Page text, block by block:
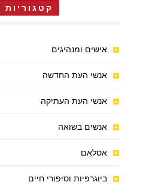
קטגוריות
אישים ומנהיגים
אנשי העת החדשה
אנשי העת העתיקה
אנשים בשואה
אסלאם
ביוגרפיות וסיפורי חיים